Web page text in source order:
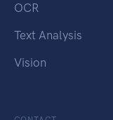
OCR
Text Analysis
Vision